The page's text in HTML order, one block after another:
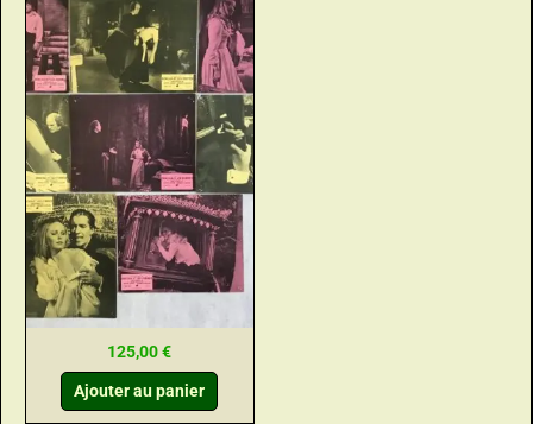
125,00€
Ajouter au panier